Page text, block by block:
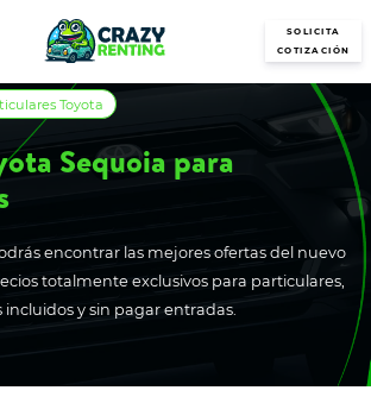
SOLICITA
COTIZACIÓN
Sequoia para
encontrar las mejores ofertas del nuevo
totalmente exclusivos para particulares,
incluidos y sin pagar entradas.
Toyota